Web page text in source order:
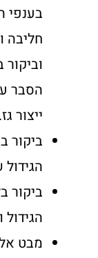
בענפי
חליבה
הסבר
ייצור גז.
ביקור
ביקור
מבט